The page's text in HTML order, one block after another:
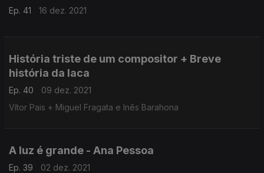
Ep. 41 16 dez. 2021
História triste de um compositor + Breve
história da laca
Ep. 40
09 dez. 2021
Vítor Pais + Miguel Fragata e Inês Barahona
A luz é grande - Ana Pessoa
Ep. 39 02 dez. 2021